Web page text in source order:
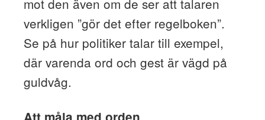
mot den även om de ser att talaren
verkligen ”gör det efter regelboken”.
Se på hur politiker talar till exempel,
där varenda ord och gest är vägd på
guldvåg.